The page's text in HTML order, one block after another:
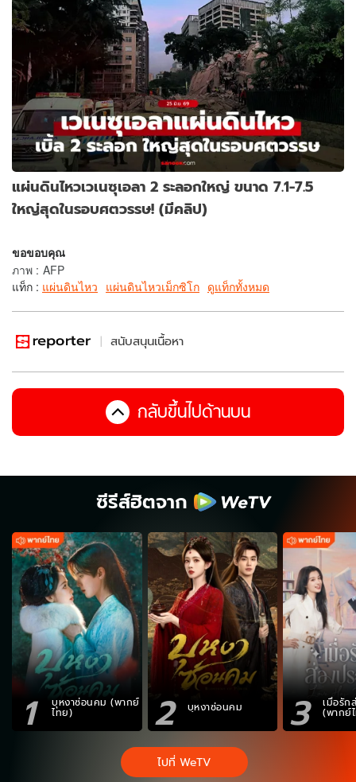
แผ่นดินไหวเวเนซุเอลา 2 ระลอกใหญ่ ขนาด 7.1-7.5
ใหญ่สุดในรอบศตวรรษ! (มีคลิป)
ขอขอบคุณ
ภาพ : AFP
แท็ก : แผ่นดินไหว แผ่นดินไหวเม็กซิโก ดูแท็กทั้งหมด
สนับสนุนเนื้อหา
กลับขึ้นไปด้านบน
ซีรีส์ฮิตจาก
1 บุหงาซ่อนคม (พากย์
ไทย) 2 บุหงาซ่อนคม 3 เมื่อรัก
(พากย์
ไปที่ WeTV